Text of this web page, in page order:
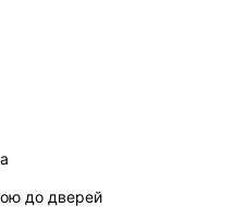
до дверей